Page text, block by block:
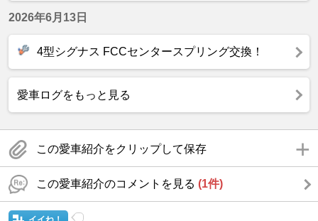
2026年6月13日
4型シグナス FCCセンタースプリング交換！
愛車ログをもっと見る
この愛車紹介をクリップして保存
この愛車紹介のコメントを見る (1件)